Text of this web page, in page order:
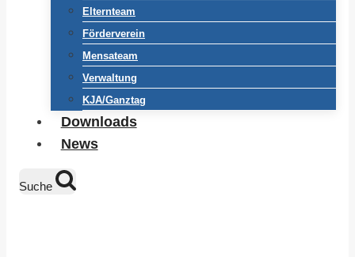
Elternteam
Förderverein
Mensateam
Verwaltung
KJA/Ganztag
Downloads
News
Suche